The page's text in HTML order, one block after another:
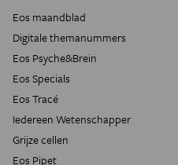
Eos maandblad
Digitale themanummers
Eos Psyche&Brein
Eos Specials
Eos Tracé
Iedereen Wetenschapper
Grijze cellen
Eos Pipet